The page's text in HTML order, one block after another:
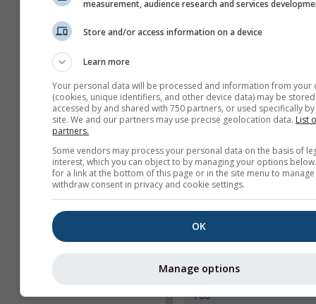
Webcams
Κοινοποίηση
Πλάτος widget
Αυτόματη
χειροκίνητα (px)
Ύψος widget (px)
measurement, audience research and services
Store and/or access information on a device
Learn more
Your personal data will be processed and information from your
(cookies, unique identifiers, and other device data) may be
accessed by and shared with 750 partners, or used specifically
site. We and our partners may use precise geolocation data. List
partners.
Some vendors may process your personal data on the basis of
interest, which you can object to by managing your options
for a link at the bottom of this page or in the site menu to
withdraw consent in privacy and cookie settings.
OK
Manage options